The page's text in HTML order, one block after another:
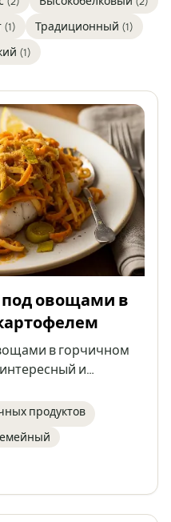
(1) Традиционный (1)
(1)
под овощами в
в горчичном
и
с тушёными овощами
а всё блюдо
Идеальный
за здоровым
в ежедневном
продуктов